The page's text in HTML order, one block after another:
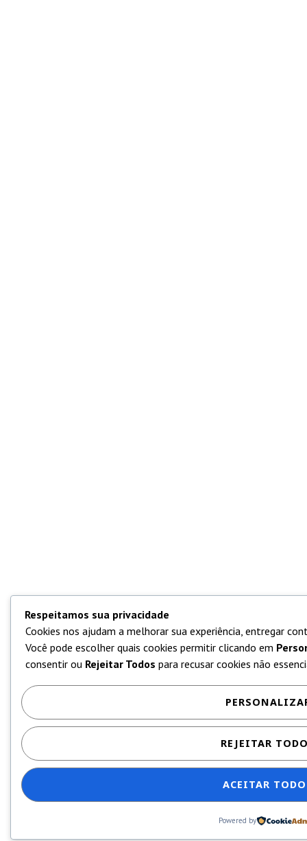
Respeitamos sua privacidade
Cookies nos ajudam a melhorar sua experiência, entregar
Você pode escolher quais cookies permitir clicando em
consentir ou Rejeitar Todos para recusar cookies não
REJEITAR
ACEITAR
Powered by